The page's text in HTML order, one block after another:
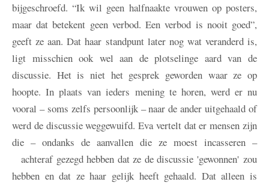
bijgeschroefd. “Ik wil geen halfnaakte vrouwen op posters,
maar dat betekent geen verbod. Een verbod is nooit goed”,
geeft ze aan. Dat haar standpunt later nog wat veranderd is,
ligt misschien ook wel aan de plotselinge aard van de
discussie. Het is niet het gesprek geworden waar ze op
hoopte. In plaats van ieders mening te horen, werd er nu
vooral – soms zelfs persoonlijk – naar de ander uitgehaald of
werd de discussie weggewuifd. Eva vertelt dat er mensen zijn
die – ondanks de aanvallen die ze moest incasseren –
achteraf gezegd hebben dat ze de discussie 'gewonnen' zou
hebben en dat ze haar gelijk heeft gehaald. Dat alleen is